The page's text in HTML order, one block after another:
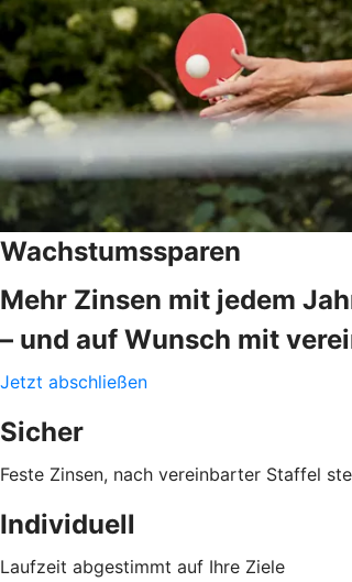
Wachstumssparen
Mehr Zinsen mit jedem
– und auf Wunsch mit
Jetzt abschließen
Sicher
Feste Zinsen, nach vereinbarter Staffel
Individuell
Laufzeit abgestimmt auf Ihre Ziele